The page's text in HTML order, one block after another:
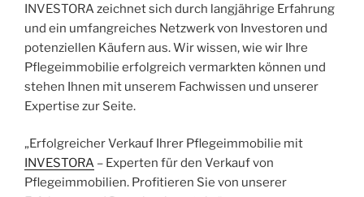
INVESTORA zeichnet sich durch langjährige Erfahrung
und ein umfangreiches Netzwerk von Investoren und
potenziellen Käufern aus. Wir wissen, wie wir Ihre
Pflegeimmobilie erfolgreich vermarkten können und
stehen Ihnen mit unserem Fachwissen und unserer
Expertise zur Seite.
„Erfolgreicher Verkauf Ihrer Pflegeimmobilie mit
INVESTORA – Experten für den Verkauf von
Pflegeimmobilien. Profitieren Sie von unserer